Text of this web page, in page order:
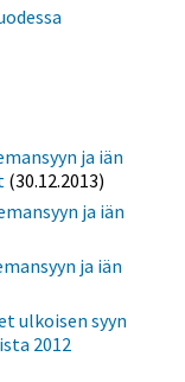
ja iän
(30.12.2013)
ja iän
ja iän
ulkoisen syyn
2012